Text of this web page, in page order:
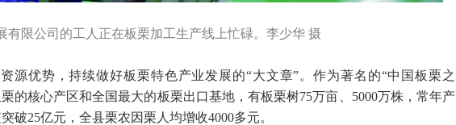
有限公司的工人正在板栗加工生产线上忙碌。李少华 摄
源优势，持续做好板栗特色产业发展的“大文章”。作为著名的“中国板栗之
的核心产区和全国最大的板栗出口基地，有板栗树75万亩、5000万株，常年产
破25亿元，全县栗农因栗人均增收4000多元。